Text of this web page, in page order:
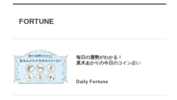
FORTUNE
毎日の運勢がわかる！